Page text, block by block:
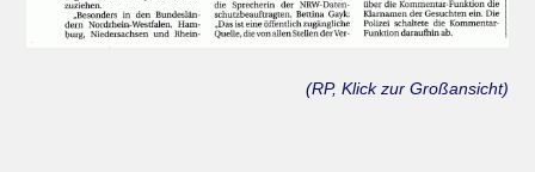
(RP, Klick zur Großansicht)